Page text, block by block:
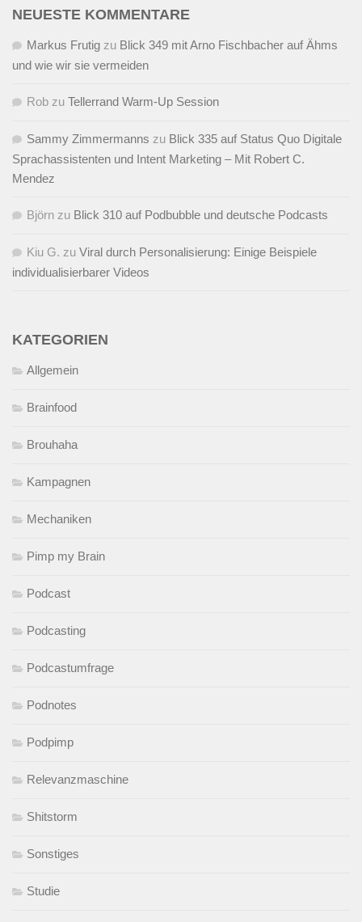
NEUESTE KOMMENTARE
Markus Frutig zu Blick 349 mit Arno Fischbacher auf Ähms
und wie wir sie vermeiden
Rob zu Tellerrand Warm-Up Session
Sammy Zimmermanns zu Blick 335 auf Status Quo Digitale
Sprachassistenten und Intent Marketing – Mit Robert C.
Mendez
Björn zu Blick 310 auf Podbubble und deutsche Podcasts
Kiu G. zu Viral durch Personalisierung: Einige Beispiele
individualisierbarer Videos
KATEGORIEN
Allgemein
Brainfood
Brouhaha
Kampagnen
Mechaniken
Pimp my Brain
Podcast
Podcasting
Podcastumfrage
Podnotes
Podpimp
Relevanzmaschine
Shitstorm
Sonstiges
Studie